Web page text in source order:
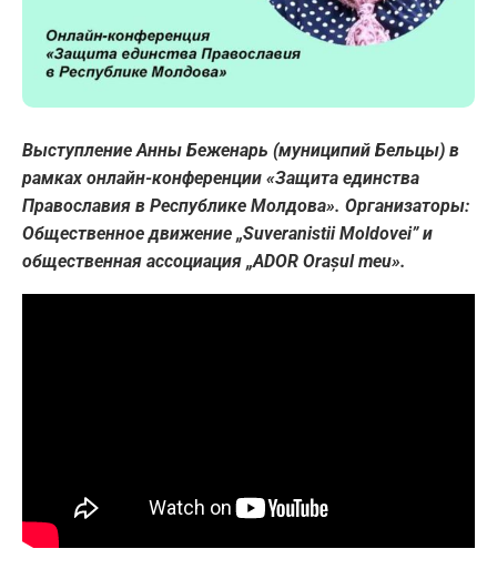
Выступление Анны Беженарь (муниципий Бельцы) в
рамках онлайн-конференции «Защита единства
Православия в Республике Молдова». Организаторы:
Общественное движение „Suveranistii Moldovei” и
общественная ассоциация „ADOR Orașul meu».